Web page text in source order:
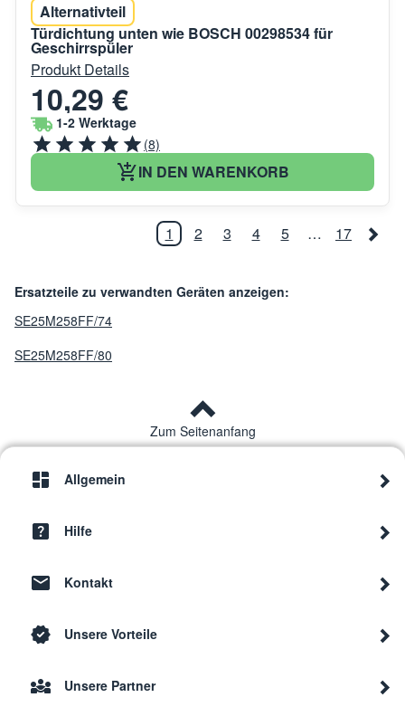
Alternativteil
Türdichtung unten wie BOSCH 00298534 für
Geschirrspüler
Produkt Details
10,29 €
1-2 Werktage
(8)
IN DEN WARENKORB
1 2 3 4 5 … 17
Ersatzteile zu verwandten Geräten anzeigen:
SE25M258FF/74
SE25M258FF/80
Zum Seitenanfang
Allgemein
Hilfe
Kontakt
Unsere Vorteile
Unsere Partner